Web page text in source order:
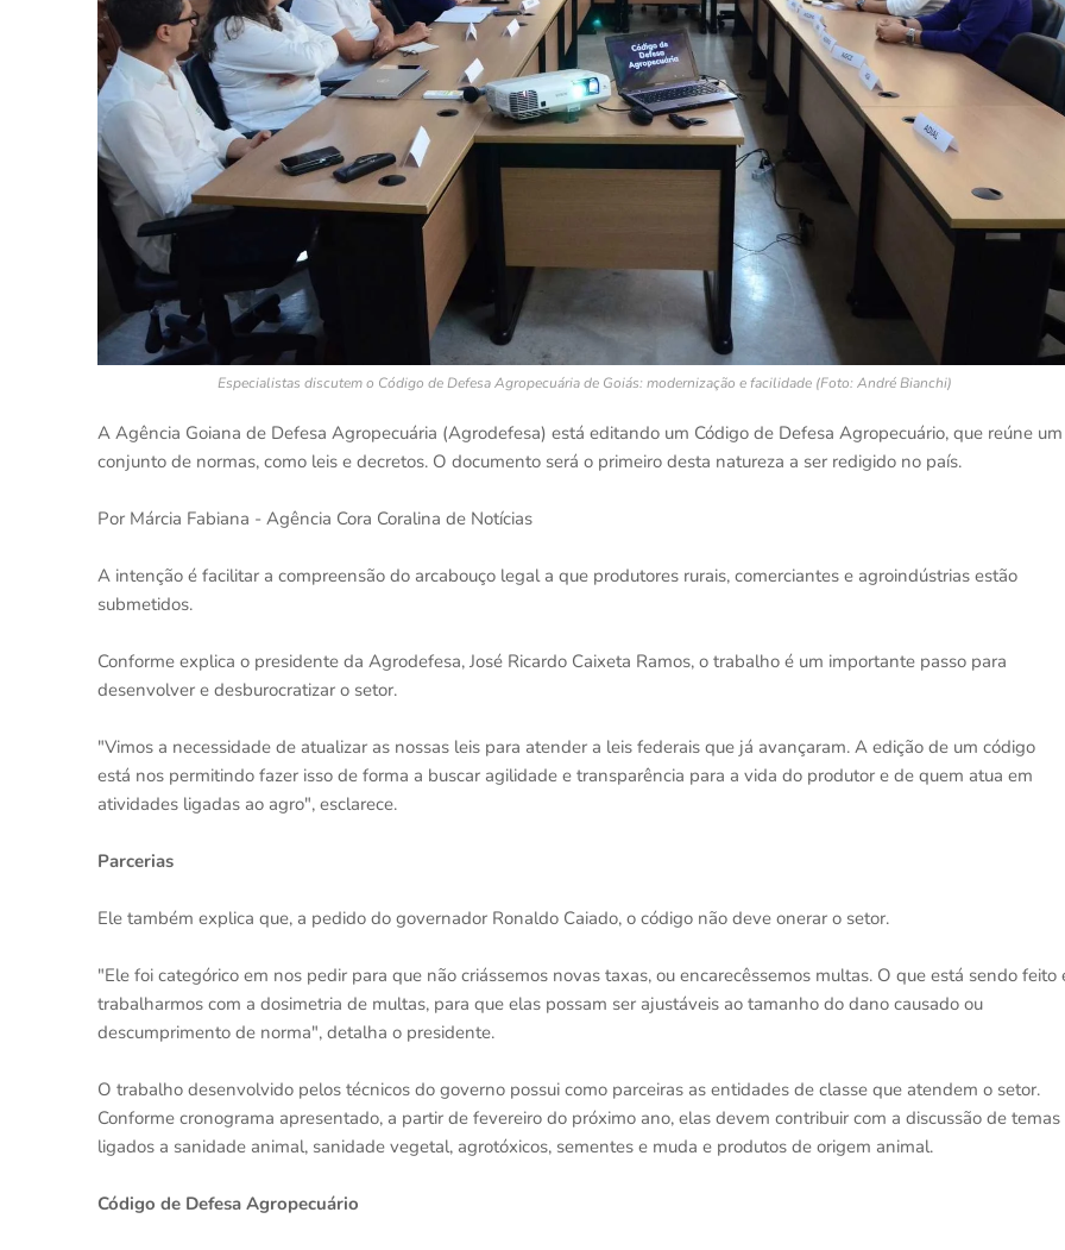
Especialistas discutem o Código de Defesa Agropecuária de Goiás: modernização e facilidade (Foto: André Bianchi)
A Agência Goiana de Defesa Agropecuária (Agrodefesa) está editando um Código de Defesa Agropecuário, que reúne um
conjunto de normas, como leis e decretos. O documento será o primeiro desta natureza a ser redigido no país.
Por Márcia Fabiana - Agência Cora Coralina de Notícias
A intenção é facilitar a compreensão do arcabouço legal a que produtores rurais, comerciantes e agroindústrias estão
submetidos.
Conforme explica o presidente da Agrodefesa, José Ricardo Caixeta Ramos, o trabalho é um importante passo para
desenvolver e desburocratizar o setor.
"Vimos a necessidade de atualizar as nossas leis para atender a leis federais que já avançaram. A edição de um código
está nos permitindo fazer isso de forma a buscar agilidade e transparência para a vida do produtor e de quem atua em
atividades ligadas ao agro", esclarece.
Parcerias
Ele também explica que, a pedido do governador Ronaldo Caiado, o código não deve onerar o setor.
"Ele foi categórico em nos pedir para que não criássemos novas taxas, ou encarecêssemos multas. O que está sendo feito
trabalharmos com a dosimetria de multas, para que elas possam ser ajustáveis ao tamanho do dano causado ou
descumprimento de norma", detalha o presidente.
O trabalho desenvolvido pelos técnicos do governo possui como parceiras as entidades de classe que atendem o setor.
Conforme cronograma apresentado, a partir de fevereiro do próximo ano, elas devem contribuir com a discussão de temas
ligados a sanidade animal, sanidade vegetal, agrotóxicos, sementes e muda e produtos de origem animal.
Código de Defesa Agropecuário